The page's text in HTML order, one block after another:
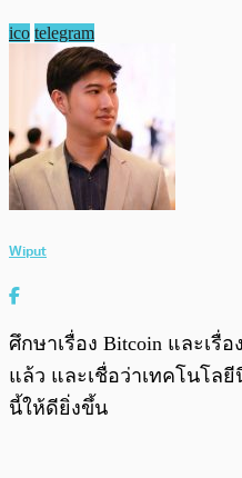
ico telegram
Wiput
ศึกษาเรื่อง Bitcoin และเรื่อ
แล้ว และเชื่อว่าเทคโนโล
นี้ให้ดียิ่งขึ้น